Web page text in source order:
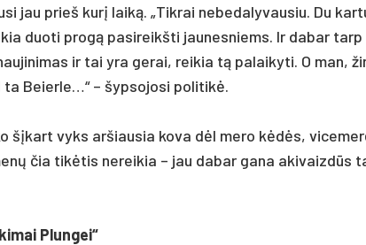
jau prie­š kurį laiką. „Tik­rai ne­be­da­ly­vau­siu. Du
duo­ti pro­gą pa­si­reikš­ti jau­nes­niems. Ir da­bar
ir tai yra ge­rai, rei­kia tą pa­lai­ky­ti. O man,
Beier­le…“ – šyp­so­jo­si po­li­tikė.
šįkart vyks ar­šiau­sia ko­va dėl me­ro kėdės,
čia tikė­tis ne­rei­kia – jau da­bar ga­na aki­vaizdūs
Plun­gei“